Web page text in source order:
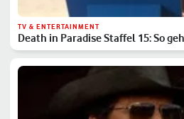
TV & ENTERTAINMENT
Death in Paradise Staffel 15: So